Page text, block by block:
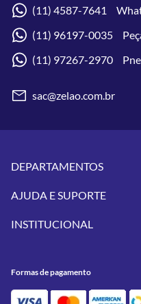
(11) 4587-7641
(11) 96197-0035
(11) 97267-2970
sac@zelao.com.br
DEPARTAMENTOS
Vestuários
Pneus
Utilidades
AJUDA E SUPORTE
Meus Pedidos
Política de Privacidade
INSTITUCIONAL
Contato
Formas de pagamento